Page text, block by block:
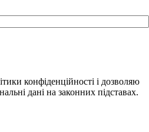
конфіденційності і дозволяю
дані на законних підставах.